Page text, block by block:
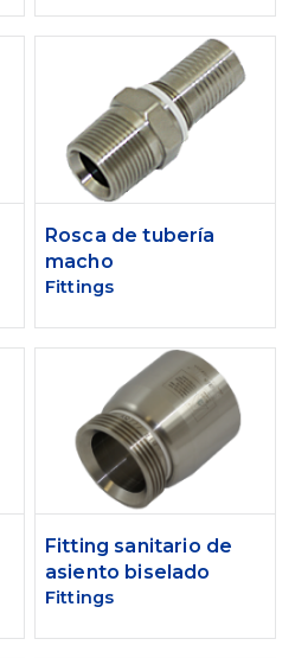
Rosca de tubería
macho
Fittings
Fitting sanitario de
asiento biselado
Fittings